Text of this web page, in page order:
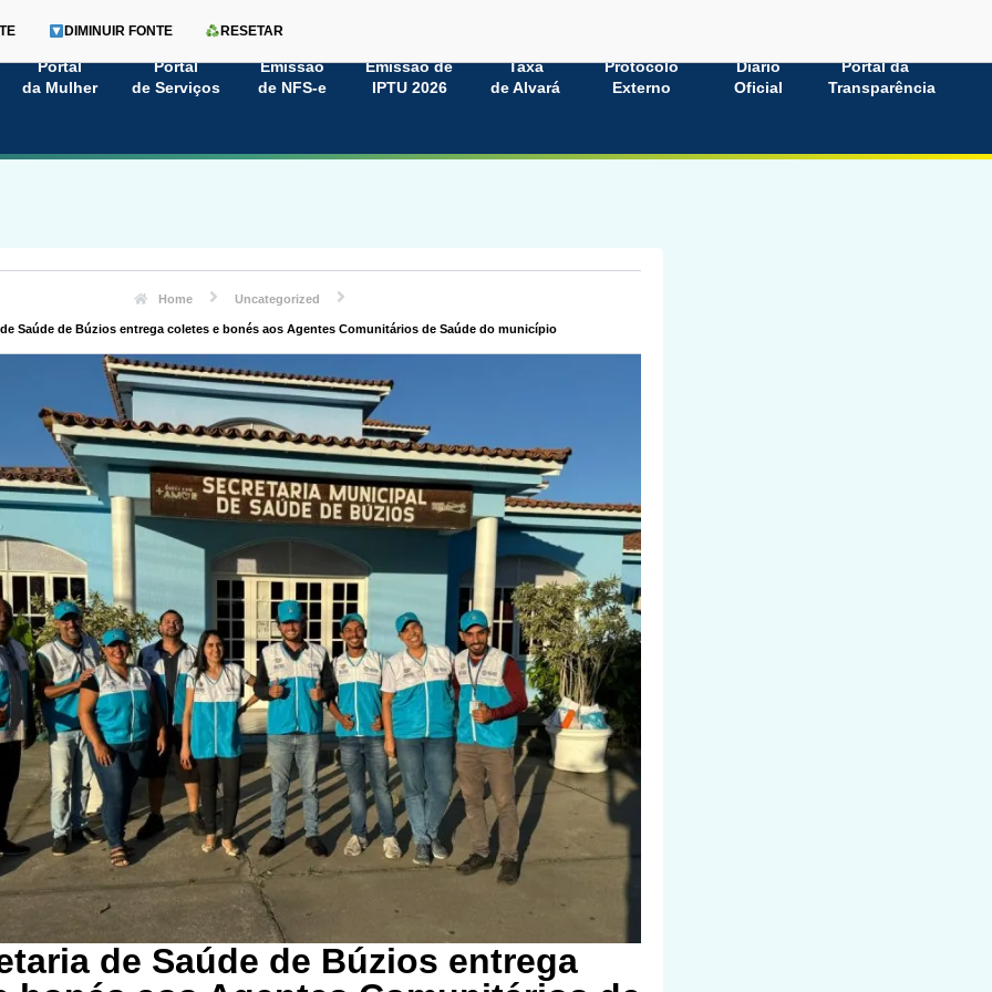
Portal
da Mulher
Portal
de Serviços
Emissão
de NFS-e
Emissão de
IPTU 2026
Taxa
de Alvará
Protocolo
Externo
Diário
Oficial
Portal da
Transparência
DIMINUIR FONTE RESETAR
Home Uncategorized
Saúde de Búzios entrega coletes e bonés aos Agentes Comunitários de Saúde do município
de Saúde de Búzios entrega